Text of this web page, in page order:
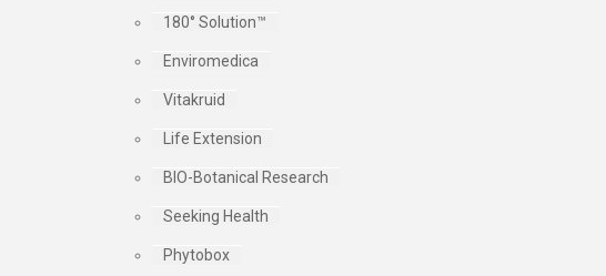
180° Solution™
Enviromedica
Vitakruid
Life Extension
BIO-Botanical Research
Seeking Health
Phytobox